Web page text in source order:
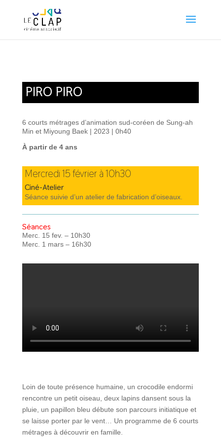
PIRO PIRO
6 courts métrages d’animation sud-coréen de Sung-ah
Min et Miyoung Baek | 2023 | 0h40
À partir de 4 ans
Mercredi 15 février à 10h30
Ciné-Atelier
Séance suivie d’un atelier de fabrication d’oiseaux.
Séances
Merc. 15 fev. – 10h30
Merc. 1 mars – 16h30
Loin de toute présence humaine, un crocodile endormi
rencontre un petit oiseau, deux lapins dansent sous la
pluie, un papillon bleu débute son parcours initiatique et
se laisse porter par le vent… Un programme de 6 courts
métrages à découvrir en famille.